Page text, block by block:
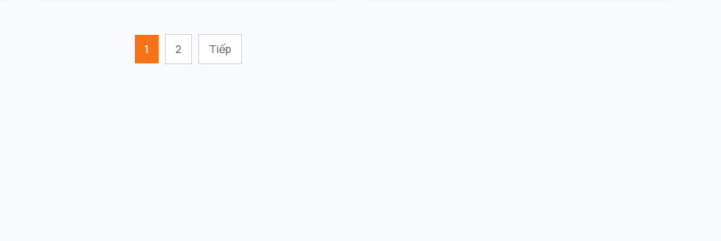
1 2 Tiếp